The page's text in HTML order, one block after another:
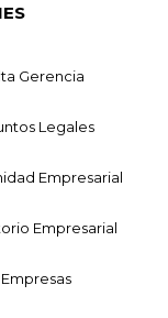
Gerencia
Legales
Empresarial
Empresarial
Empresas